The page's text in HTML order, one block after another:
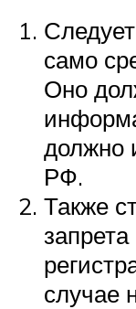
само
Оно
должно
РФ.
Также
случае